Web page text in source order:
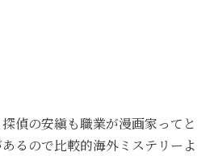
偵の安縝も職業が漫画家ってと
るので比較的海外ミステリーよ